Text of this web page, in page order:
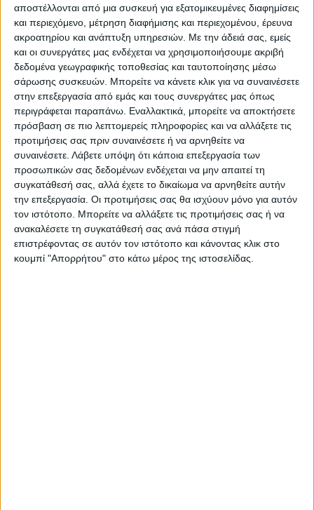
αποστέλλονται από μια συσκευή για εξατομικευμένες διαφημίσεις
και περιεχόμενο, μέτρηση διαφήμισης και περιεχομένου, έρευνα
ακροατηρίου και ανάπτυξη υπηρεσιών. Με την άδειά σας, εμείς
και οι συνεργάτες μας ενδέχεται να χρησιμοποιήσουμε ακριβή
δεδομένα γεωγραφικής τοποθεσίας και ταυτοποίησης μέσω
σάρωσης συσκευών. Μπορείτε να κάνετε κλικ για να συναινέσετε
στην επεξεργασία από εμάς και τους συνεργάτες μας όπως
περιγράφεται παραπάνω. Εναλλακτικά, μπορείτε να αποκτήσετε
πρόσβαση σε πιο λεπτομερείς πληροφορίες και να αλλάξετε τις
προτιμήσεις σας πριν συναινέσετε ή να αρνηθείτε να
συναινέσετε. Λάβετε υπόψη ότι κάποια επεξεργασία των
προσωπικών σας δεδομένων ενδέχεται να μην απαιτεί τη
συγκατάθεσή σας, αλλά έχετε το δικαίωμα να αρνηθείτε αυτήν
την επεξεργασία. Οι προτιμήσεις σας θα ισχύουν μόνο για αυτόν
τον ιστότοπο. Μπορείτε να αλλάξετε τις προτιμήσεις σας ή να
ανακαλέσετε τη συγκατάθεσή σας ανά πάσα στιγμή
επιστρέφοντας σε αυτόν τον ιστότοπο και κάνοντας κλικ στο
κουμπί "Απορρήτου" στο κάτω μέρος της ιστοσελίδας.
VIDEO ΤΗΣ ΘΕΣΣΑΛΙΑΣ
Οι 9 άξονες Κουρέτα για να "σωθεί" η
Θεσσαλία από την λειψυδρία